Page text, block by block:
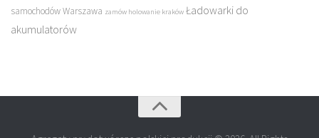
samochodów Warszawa zamów holowanie kraków Ładowarki do
akumulatorów